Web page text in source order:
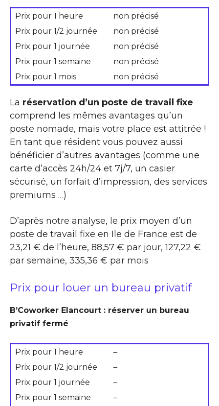
Prix pour 1 heure
non précisé
Prix pour 1/2 journée
non précisé
Prix pour 1 journée
non précisé
Prix pour 1 semaine
non précisé
Prix pour 1 mois
non précisé
La réservation d’un poste de travail fixe
comprend les mêmes avantages qu’un
poste nomade, mais votre place est attitrée !
En tant que résident vous pouvez aussi
bénéficier d’autres avantages (comme une
carte d’accès 24h/24 et 7j/7, un casier
sécurisé, un forfait d’impression, des services
premiums …)
D’après notre analyse, le prix moyen d’un
poste de travail fixe en Ile de France est de
23,21 € de l’heure, 88,57 € par jour, 127,22 €
par semaine, 335,36 € par mois
Prix pour louer un bureau privatif
B’Coworker Elancourt : réserver un bureau
privatif fermé
Prix pour 1 heure
–
Prix pour 1/2 journée
–
Prix pour 1 journée
–
Prix pour 1 semaine
–